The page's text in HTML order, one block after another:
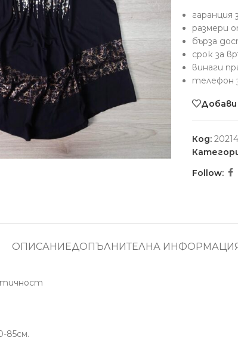
гаранция
размери
бърза
срок за
винаги
телефон
Добави
Код:
Follow:
ОПИСАНИЕДОПЪЛНИТЕЛНА
85см.